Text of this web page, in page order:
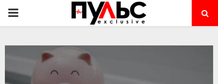
PRIMARY